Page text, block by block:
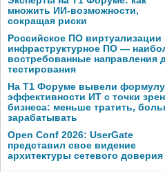
множить ИИ-возможности,
сокращая риски
Российское ПО виртуализации
инфраструктурное ПО —
востребованные направления
тестирования
На Т1 Форуме вывели формулу
эффективности ИТ с точки
бизнеса: меньше тратить,
зарабатывать
Open Conf 2026: UserGate
представил свое видение
архитектуры сетевого доверия